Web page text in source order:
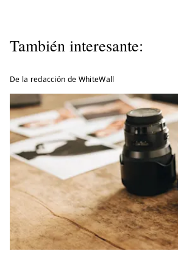
También interesante:
De la redacción de WhiteWall